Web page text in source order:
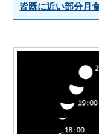
皆既に近い部分月